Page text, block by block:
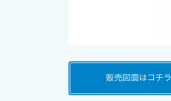
販売図面はコチラ